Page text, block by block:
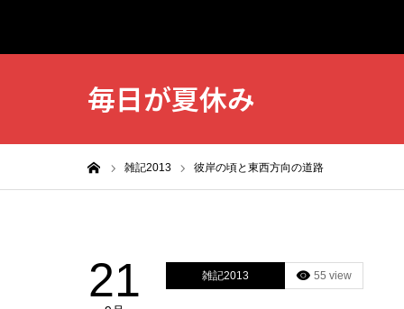
毎日が夏休み
雑記2013 彼岸の頃と東西方向の道路
21 雑記2013 55 view